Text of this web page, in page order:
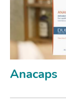
Anacaps